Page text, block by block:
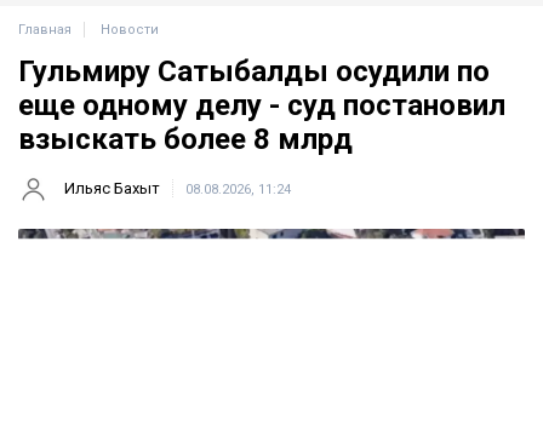
Главная Новости
Гульмиру Сатыбалды осудили по
еще одному делу - суд постановил
взыскать более 8 млрд
Ильяс Бахыт 08.08.2026, 11:24